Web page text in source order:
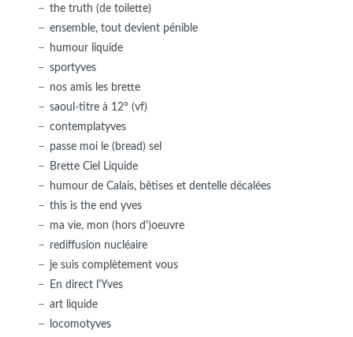
the truth (de toilette)
ensemble, tout devient pénible
humour liquide
sportyves
nos amis les brette
saoul-titre à 12° (vf)
contemplatyves
passe moi le (bread) sel
Brette Ciel Liquide
humour de Calais, bêtises et dentelle décalées
this is the end yves
ma vie, mon (hors d')oeuvre
rediffusion nucléaire
je suis complètement vous
En direct l'Yves
art liquide
locomotyves